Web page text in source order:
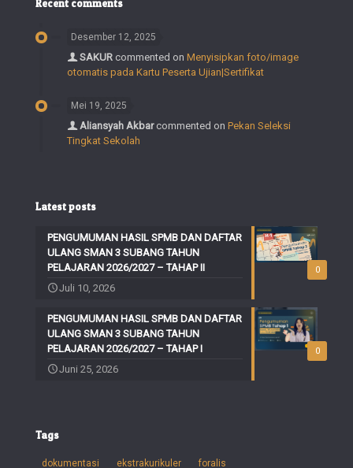
Recent comments
Desember 12, 2025
SAKUR commented on Menyisipkan foto/image
otomatis pada Kartu Peserta Ujian|Sertifikat
Mei 19, 2025
Aliansyah Akbarcommented on Pekan Seleksi
Tingkat Sekolah
Latest posts
0
PENGUMUMAN HASIL SPMB DAN DAFTAR
ULANG SMAN 3 SUBANG TAHUN
PELAJARAN 2026/2027 – TAHAP II
Juli 10, 2026
0
PENGUMUMAN HASIL SPMB DAN DAFTAR
ULANG SMAN 3 SUBANG TAHUN
PELAJARAN 2026/2027 – TAHAP I
Juni 25, 2026
Tags
dokumentasi ekstrakurikuler foralis